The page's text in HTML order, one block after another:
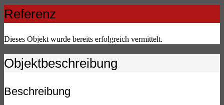
Referenz
Dieses Objekt wurde bereits erfolgreich vermittelt.
Objekt­beschreibung
Beschreibung